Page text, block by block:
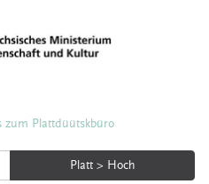
Plattdüütskbüro
Platt > Hoch